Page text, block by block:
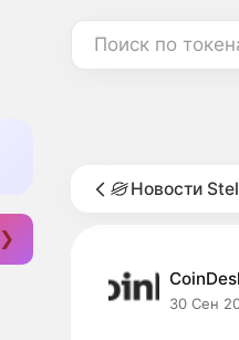
Поиск по
Новости
30 Сен